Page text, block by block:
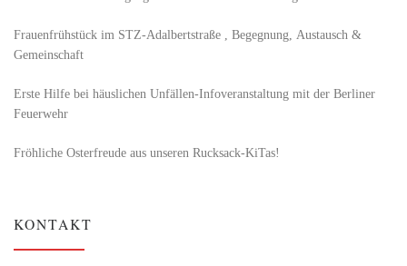
Frauenfrühstück im STZ-Adalbertstraße , Begegnung, Austausch &
Gemeinschaft
Erste Hilfe bei häuslichen Unfällen-Infoveranstaltung mit der Berliner
Feuerwehr
Fröhliche Osterfreude aus unseren Rucksack-KiTas!
KONTAKT